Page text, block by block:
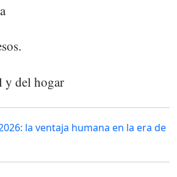
y del hogar
la ventaja humana en la era de